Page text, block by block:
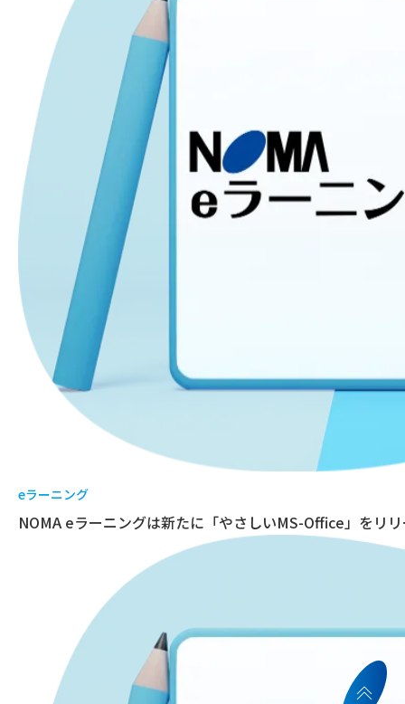
eラーニング
NOMA eラーニングは新たに「やさしいMS-Office」をリ